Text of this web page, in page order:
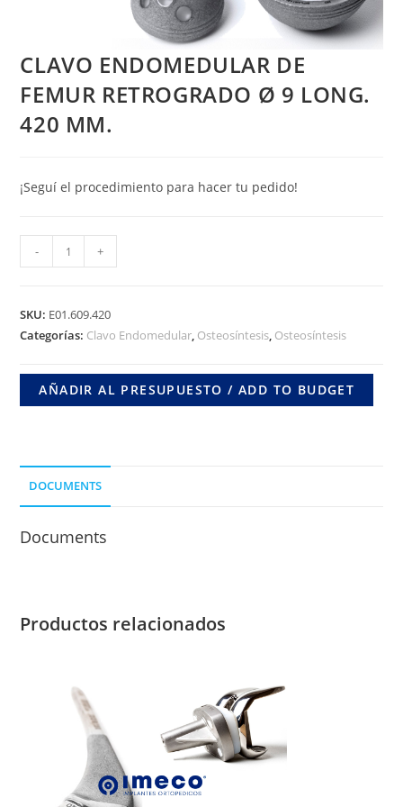
CLAVO ENDOMEDULAR DE
FEMUR RETROGRADO Ø 9 LONG.
420 MM.
¡Seguí el procedimiento para hacer tu pedido!
ENDOMEDULAR
FEMUR
RETROGRADO
LONG.
cantidad
- +
SKU: E01.609.420
Categorías: Clavo Endomedular, Osteosíntesis, Osteosíntesis
AÑADIR AL PRESUPUESTO / ADD TO BUDGET
DOCUMENTS
Documents
Productos relacionados